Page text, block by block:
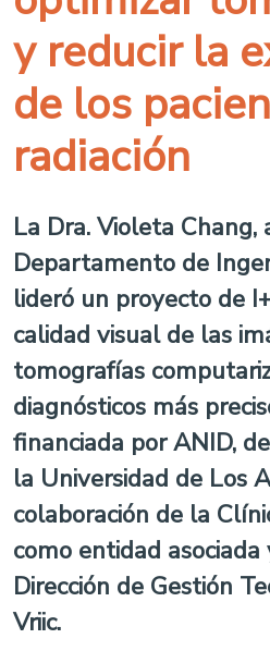
y reducir la
de los
radiación
La Dra. Violeta Chang,
Departamento de
lideró un proyecto de
calidad visual de las
tomografías
diagnósticos más
financiada por ANID,
la Universidad de Los
colaboración de la
como entidad
Dirección de Gestión
Vriic.